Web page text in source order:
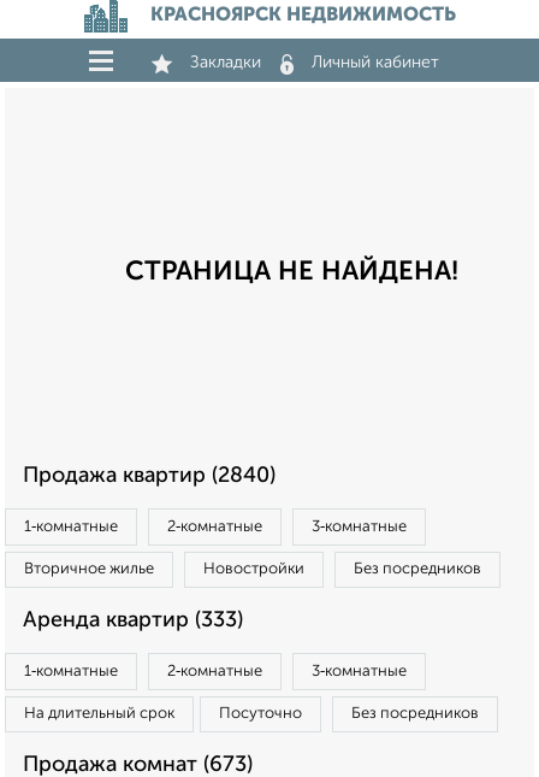
КРАСНОЯРСК НЕДВИЖИМОСТЬ
Закладки Личный кабинет
СТРАНИЦА НЕ НАЙДЕНА!
Продажа квартир (2840)
1‑комнатные 2‑комнатные 3‑комнатные
Вторичное жилье Новостройки Без посредников
Аренда квартир (333)
1‑комнатные 2‑комнатные 3‑комнатные
На длительный срок Посуточно Без посредников
Продажа комнат (673)